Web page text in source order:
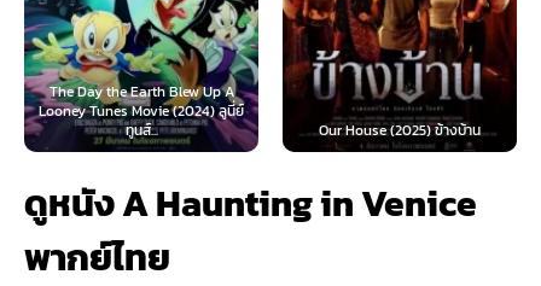
Blew Up A
(2024) ลูนี่ย์
Our House (2025) ข้างบ้าน
Teach You a Lesson
นี้ต้องโดนสั่งส
ดูหนัง A Haunting in Venice
พากย์ไทย